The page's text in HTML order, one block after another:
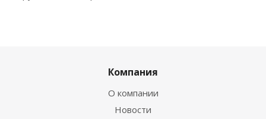
Компания
О компании
Новости